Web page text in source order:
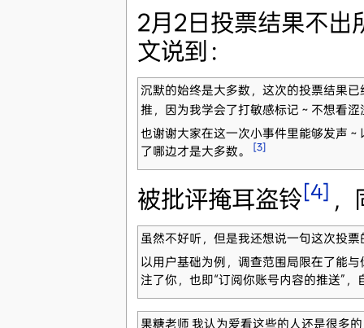
2月2日投票结果不出
文说到：
沉默的始终是大多数，这次的投票结果
推，因为我学会了打敏感标记～不想看
也谢谢大家在这一次小事件里能够发声
了哪边才是大多数。
[3]
被批评掩耳盗铃[4]
虽然不好听，但是我还想说一句这次投
以用户基础为例，调查范围局限在了能
注了你，也即“订阅你账号内容的推送”
果糖老师 我认为爱看这些的人还是很多